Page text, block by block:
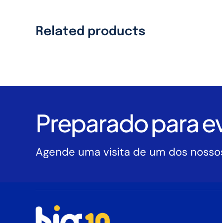
Related products
Preparado para
Agende uma visita de um dos